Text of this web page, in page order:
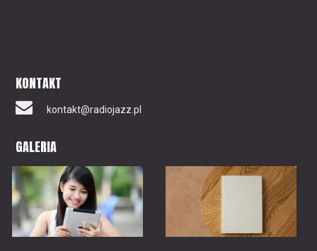
KONTAKT
kontakt@radiojazz.pl
GALERIA